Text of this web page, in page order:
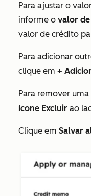
Para ajustar o
informe o valor
valor de crédito
Para adicionar
clique em +
Para remover
ícone Excluir ao
Clique em Salvar